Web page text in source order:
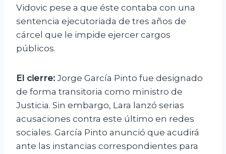
Vidovic pese a que éste contaba con una
sentencia ejecutoriada de tres años de
cárcel que le impide ejercer cargos
públicos.
El cierre: Jorge García Pinto fue designado
de forma transitoria como ministro de
Justicia. Sin embargo, Lara lanzó serias
acusaciones contra este último en redes
sociales. García Pinto anunció que acudirá
ante las instancias correspondientes para